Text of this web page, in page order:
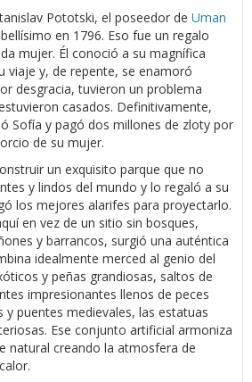
Pototski, el poseedor de Uman
en 1796. Eso fue un regalo
mujer. Él conoció a su magnífica
viaje y, de repente, se enamoró
desgracia, tuvieron un problema
casados. Definitivamente,
Sofía y pagó dos millones de zloty por
de su mujer.
un exquisito parque que no
y lindos del mundo y lo regaló a su
los mejores alarifes para proyectarlo.
en vez de un sitio sin bosques,
y barrancos, surgió una auténtica
idealmente merced al genio del
y peñas grandiosas, saltos de
impresionantes llenos de peces
puentes medievales, las estatuas
Ese conjunto artificial armoniza
natural creando la atmosfera de